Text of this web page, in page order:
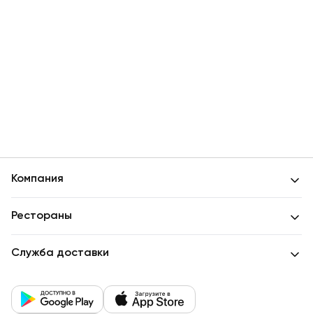
Компания
Рестораны
Служба доставки